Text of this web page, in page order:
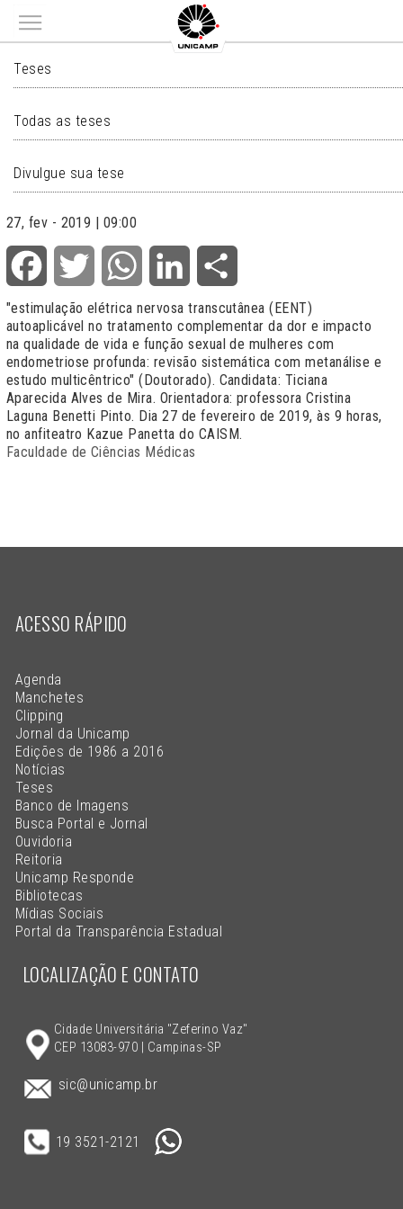
Main menu
TESES
Teses
Todas as teses
Divulgue sua tese
27, fev - 2019 | 09:00
Facebook Twitter WhatsApp LinkedIn
"estimulação elétrica nervosa transcutânea (EENT)
autoaplicável no tratamento complementar da dor e impacto
na qualidade de vida e função sexual de mulheres com
endometriose profunda: revisão sistemática com metanálise e
estudo multicêntrico" (Doutorado). Candidata: Ticiana
Aparecida Alves de Mira. Orientadora: professora Cristina
Laguna Benetti Pinto. Dia 27 de fevereiro de 2019, às 9 horas,
no anfiteatro Kazue Panetta do CAISM.
Faculdade de Ciências Médicas
ACESSO RÁPIDO
Agenda
Manchetes
Clipping
Jornal da Unicamp
Edições de 1986 a 2016
Notícias
Teses
Banco de Imagens
Busca Portal e Jornal
Ouvidoria
Reitoria
Unicamp Responde
Bibliotecas
Mídias Sociais
Portal da Transparência Estadual
LOCALIZAÇÃO E CONTATO
Cidade Universitária "Zeferino Vaz"
CEP 13083-970 | Campinas-SP
sic@unicamp.br
19 3521-2121